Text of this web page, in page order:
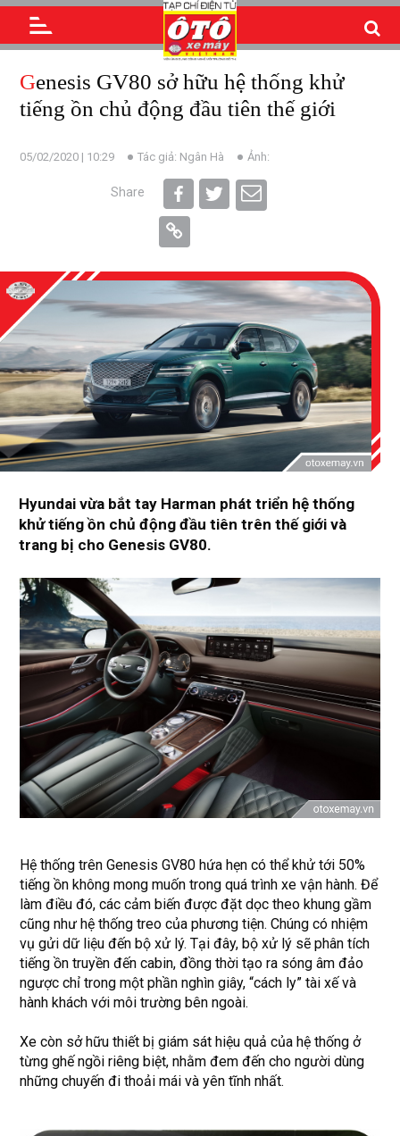
Genesis GV80 sở hữu hệ thống khử
tiếng ồn chủ động đầu tiên thế giới
05/02/2020 | 10:29 Tác giả: Ngân Hà Ảnh:
Share
Hyundai vừa bắt tay Harman phát triển hệ thống
khử tiếng ồn chủ động đầu tiên trên thế giới và
trang bị cho Genesis GV80.
Hệ thống trên Genesis GV80 hứa hẹn có thể khử tới 50%
tiếng ồn không mong muốn trong quá trình xe vận hành. Để
làm điều đó, các cảm biến được đặt dọc theo khung gầm
cũng như hệ thống treo của phương tiện. Chúng có nhiệm
vụ gửi dữ liệu đến bộ xử lý. Tại đây, bộ xử lý sẽ phân tích
tiếng ồn truyền đến cabin, đồng thời tạo ra sóng âm đảo
ngược chỉ trong một phần nghìn giây, “cách ly” tài xế và
hành khách với môi trường bên ngoài.
Xe còn sở hữu thiết bị giám sát hiệu quả của hệ thống ở
từng ghế ngồi riêng biệt, nhằm đem đến cho người dùng
những chuyến đi thoải mái và yên tĩnh nhất.